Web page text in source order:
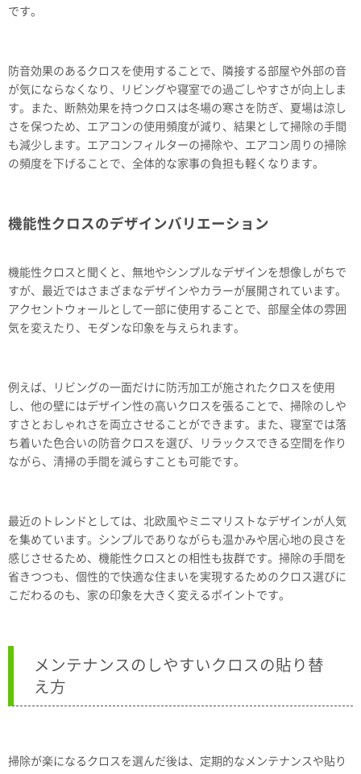
です。
防音効果のあるクロスを使用することで、隣接する部屋や外部の音
が気にならなくなり、リビングや寝室での過ごしやすさが向上しま
す。また、断熱効果を持つクロスは冬場の寒さを防ぎ、夏場は涼し
さを保つため、エアコンの使用頻度が減り、結果として掃除の手間
も減少します。エアコンフィルターの掃除や、エアコン周りの掃除
の頻度を下げることで、全体的な家事の負担も軽くなります。
機能性クロスのデザインバリエーション
機能性クロスと聞くと、無地やシンプルなデザインを想像しがちで
すが、最近ではさまざまなデザインやカラーが展開されています。
アクセントウォールとして一部に使用することで、部屋全体の雰囲
気を変えたり、モダンな印象を与えられます。
例えば、リビングの一面だけに防汚加工が施されたクロスを使用
し、他の壁にはデザイン性の高いクロスを張ることで、掃除のしや
すさとおしゃれさを両立させることができます。また、寝室では落
ち着いた色合いの防音クロスを選び、リラックスできる空間を作り
ながら、清掃の手間を減らすことも可能です。
最近のトレンドとしては、北欧風やミニマリストなデザインが人気
を集めています。シンプルでありながらも温かみや居心地の良さを
感じさせるため、機能性クロスとの相性も抜群です。掃除の手間を
省きつつも、個性的で快適な住まいを実現するためのクロス選びに
こだわるのも、家の印象を大きく変えるポイントです。
メンテナンスのしやすいクロスの貼り替
え方
掃除が楽になるクロスを選んだ後は、定期的なメンテナンスや貼り